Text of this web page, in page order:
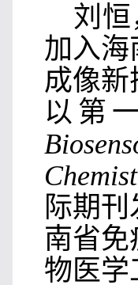
刘恒
加入
成像
以第
际期
南省
物医学